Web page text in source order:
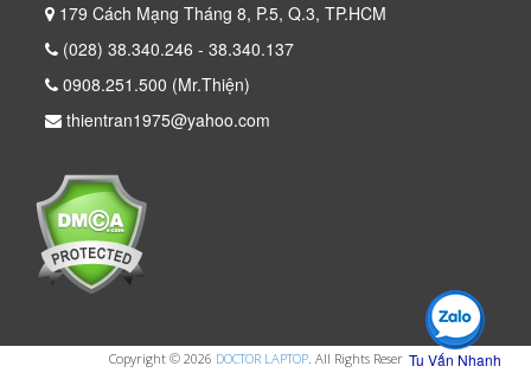
179 Cách Mạng Tháng 8, P.5, Q.3, TP.HCM
(028) 38.340.246 - 38.340.137
0908.251.500 (Mr.Thiện)
thientran1975@yahoo.com
Copyright © 2026 DOCTOR LAPTOP. All Rights ReservedTu Vấn Nhanh